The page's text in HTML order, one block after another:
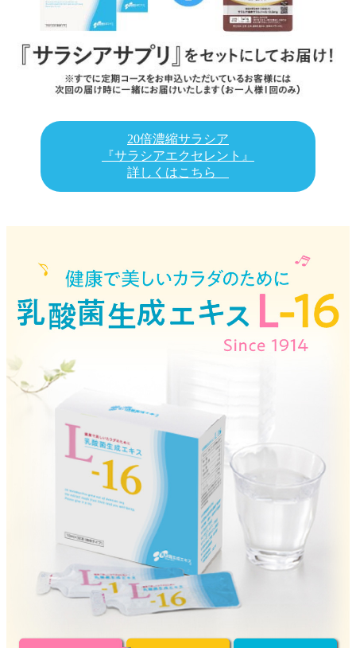
20倍濃縮サラシア
『サラシアエクセレント』
詳しくはこちら